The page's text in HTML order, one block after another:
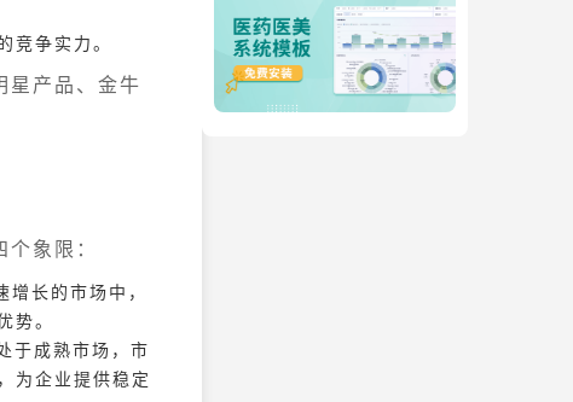
争实力。
星产品、金牛
象限：
长的市场中，
。
于成熟市场，市
为企业提供稳定